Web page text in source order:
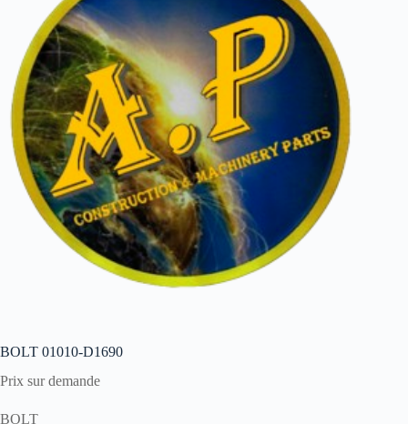
BOLT 01010-D1690
Prix sur demande
BOLT